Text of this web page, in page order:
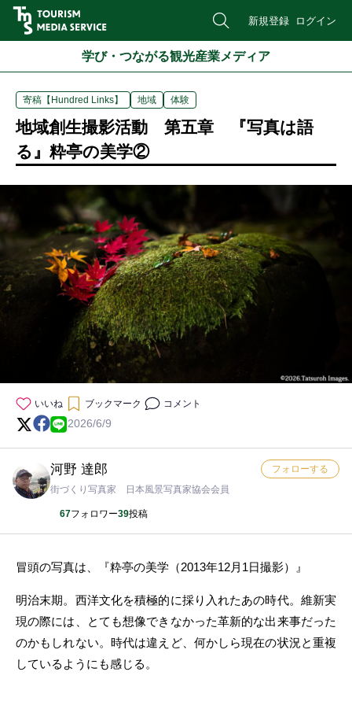
新規登録 ログイン
学び・つながる観光産業メディア
寄稿【Hundred Links】 地域 体験
地域創生撮影活動 第五章 『写真は語
る』粋亭の美学②
いいね ブックマーク コメント
2026/6/9
河野 達郎
街づくり写真家 日本風景写真家協会会員
67フォロワー39投稿
フォローする
冒頭の写真は、『粋亭の美学（2013年12月1日撮影）』
明治末期。西洋文化を積極的に採り入れたあの時代。維新実
現の際には、とても想像できなかった革新的な出来事だった
のかもしれない。時代は違えど、何かしら現在の状況と重複
しているようにも感じる。